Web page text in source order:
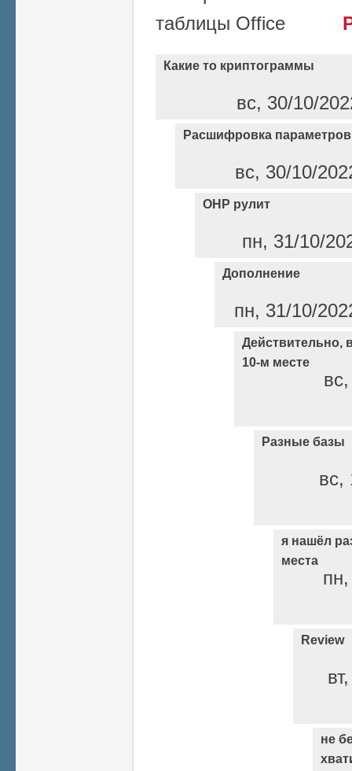
Какие то криптограммы
вс, 30/10/
Расшифровка параметров
вс, 30/10/
ОНР рулит
пн, 31/10/
Дополнение
пн, 31/10/
Действительно,
10-м месте
Разные базы
вс,
я нашёл
места
Review
не